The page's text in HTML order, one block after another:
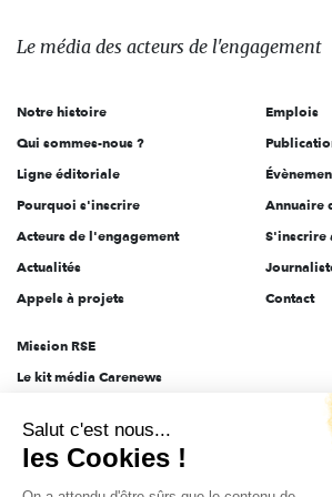
des
l'engagement
Le média des acteurs de l'engagement
Notre histoire
Qui sommes-nous ?
Ligne éditoriale
Pourquoi s'inscrire
Acteurs de l'engagement
Actualités
Appels à projets
Emplois
Annuaire
S'inscrire
Contact
Mission RSE
Le kit média Carenews
AEF info
Novethic
Salut c'est nous...
les Cookies !